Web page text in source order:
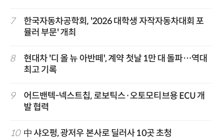
7
한국자동차공학회, '2026 대학생 자작자동차대회 포
뮬러 부문' 개최
8
현대차 '디 올 뉴 아반떼', 계약 첫날 1만 대 돌파…역대
최고 기록
9
어드밴텍-넥스트칩, 로보틱스·오토모티브용 ECU 개
발 협력
10 中 샤오펑, 광저우 본사로 딜러사 10곳 초청